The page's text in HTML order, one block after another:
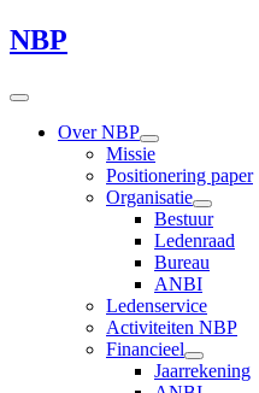
NBP
Over NBP
Missie
Positionering paper
Organisatie
Bestuur
Ledenraad
Bureau
ANBI
Ledenservice
Activiteiten NBP
Financieel
Jaarrekening